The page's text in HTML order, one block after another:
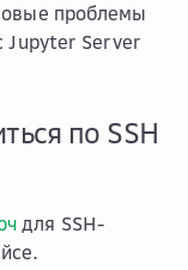
проблемы
Jupyter Server
по SSH
для SSH-